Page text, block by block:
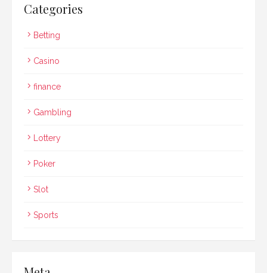
Categories
Betting
Casino
finance
Gambling
Lottery
Poker
Slot
Sports